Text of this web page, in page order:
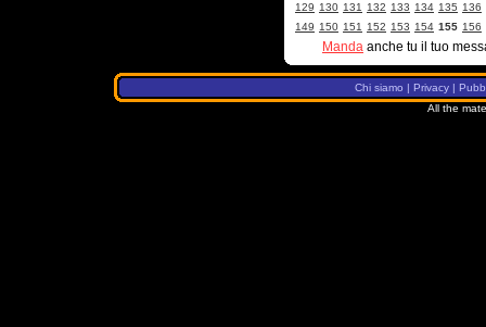
129 130 131 132 133 134 135 136
149 150 151 152 153 154 155 156
Manda anche tu il tuo
Chi siamo | Privacy |
All the